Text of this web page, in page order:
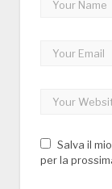
Salva il
per la